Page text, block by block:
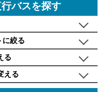
バスを探す
に絞る
る
える